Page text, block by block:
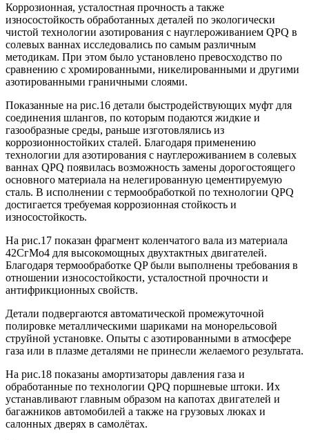
Коррозионная, усталостная прочность а также
износостойкость обработанных деталей по экологически
чистой технологии азотирования с науглероживанием QPQ в
солевых ваннах исследовались по самым различным
методикам. При этом было установлено превосходство по
сравнению с хромированными, никелированными и другими
азотированными граничными слоями.
Показанные на рис.16 детали быстродействующих муфт для
соединения шлангов, по которым подаются жидкие и
газообразные среды, раньше изготовлялись из
коррозионностойких сталей. Благодаря применению
технологии для азотирования с науглероживанием в солевых
ваннах QPQ появилась возможность замены дорогостоящего
основного материала на нелегированную цементируемую
сталь. В исполнении с термообработкой по технологии QPQ
достигается требуемая коррозионная стойкость и
износостойкость.
На рис.17 показан фрагмент коленчатого вала из материала
42СгМо4 для высокомощных двухтактных двигателей.
Благодаря термообработке QP были выполнены требования в
отношении износостойкости, усталостной прочности и
антифрикционных свойств.
Детали подвергаются автоматической промежуточной
полировке металлическими шариками на монорельсовой
струйной установке. Опыты с азотированными в атмосфере
газа или в плазме деталями не принесли желаемого результата.
На рис.18 показаны амортизаторы давления газа и
обработанные по технологии QPQ поршневые штоки. Их
устанавливают главным образом на капотах двигателей и
багажников автомобилей а также на грузовых люках и
салонных дверях в самолётах.